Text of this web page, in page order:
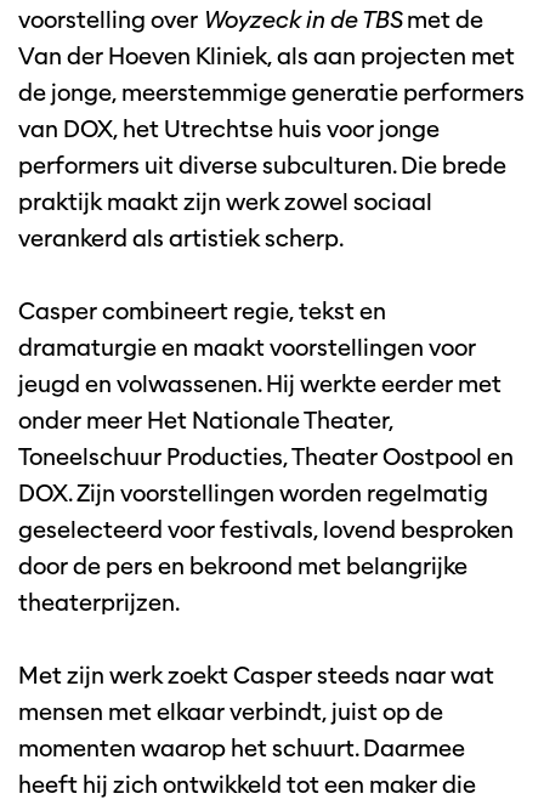
voorstelling over Woyzeck in de TBSmet de
Van der Hoeven Kliniek, als aan projecten met
de jonge, meerstemmige generatie performers
van DOX, het Utrechtse huis voor jonge
performers uit diverse subculturen. Die brede
praktijk maakt zijn werk zowel sociaal
verankerd als artistiek scherp.
Casper combineert regie, tekst en
dramaturgie en maakt voorstellingen voor
jeugd en volwassenen. Hij werkte eerder met
onder meer Het Nationale Theater,
Toneelschuur Producties, Theater Oostpool en
DOX. Zijn voorstellingen worden regelmatig
geselecteerd voor festivals, lovend besproken
door de pers en bekroond met belangrijke
theaterprijzen.
Met zijn werk zoekt Casper steeds naar wat
mensen met elkaar verbindt, juist op de
momenten waarop het schuurt. Daarmee
heeft hij zich ontwikkeld tot een maker die